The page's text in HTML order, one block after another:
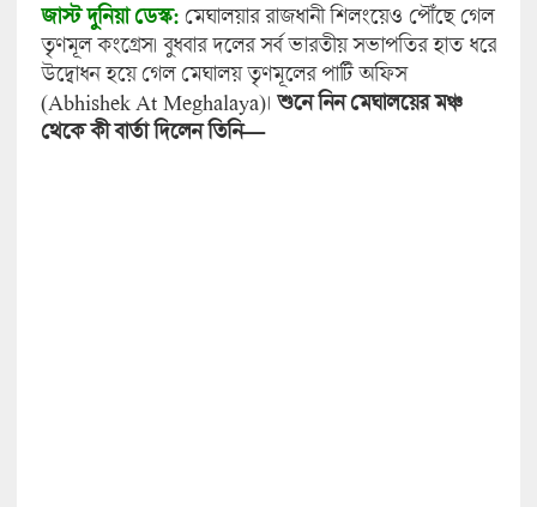
জাস্ট দুনিয়া ডেস্ক:মেঘালয়ার রাজধানী শিলংয়েও পৌঁছে গেল
তৃণমূল কংগ্রেস। বুধবার দলের সর্ব ভারতীয় সভাপতির হাত ধরে
উদ্বোধন হয়ে গেল মেঘালয় তৃণমূলের পার্টি অফিস
(Abhishek At Meghalaya)। শুনে নিন মেঘালয়ের মঞ্চ
থেকে কী বার্তা দিলেন তিনি—